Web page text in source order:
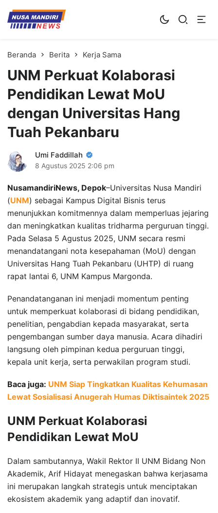
Kampus Digital Bisnis
Universitas Nusa Mandiri
Beranda Berita Kerja Sama
UNM Perkuat Kolaborasi
Pendidikan Lewat MoU
dengan Universitas Hang
Tuah Pekanbaru
Umi Faddillah
8 Agustus 2025 2:06 pm
NusamandiriNews, Depok–Universitas Nusa Mandiri
(UNM) sebagai Kampus Digital Bisnis terus
menunjukkan komitmennya dalam memperluas jejaring
dan meningkatkan kualitas tridharma perguruan tinggi.
Pada Selasa 5 Agustus 2025, UNM secara resmi
menandatangani nota kesepahaman (MoU) dengan
Universitas Hang Tuah Pekanbaru (UHTP) di ruang
rapat lantai 6, UNM Kampus Margonda.
Penandatanganan ini menjadi momentum penting
untuk memperkuat kolaborasi di bidang pendidikan,
penelitian, pengabdian kepada masyarakat, serta
pengembangan sumber daya manusia. Acara dihadiri
langsung oleh pimpinan kedua perguruan tinggi,
kepala unit kerja, serta perwakilan program studi.
Baca juga: UNM Siap Tingkatkan Kualitas Kehumasan
Lewat Sosialisasi Anugerah Humas Diktisaintek 2025
UNM Perkuat Kolaborasi
Pendidikan Lewat MoU
Dalam sambutannya, Wakil Rektor II UNM Bidang Non
Akademik, Arif Hidayat menegaskan bahwa kerjasama
ini merupakan langkah strategis untuk menciptakan
ekosistem akademik yang adaptif dan inovatif.